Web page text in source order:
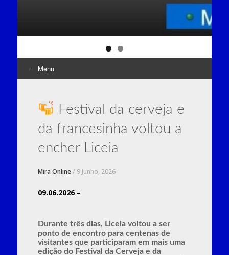
Menu
content
Festival da cerveja e
da francesinha voltou a
encher Liceia
Mira Online/ 9 Junho, 2026
09.06.2026 –
Durante três dias, Liceia voltou a ser
ponto de encontro para centenas de
visitantes que participaram em mais uma
edição do Festival da Cerveja e da